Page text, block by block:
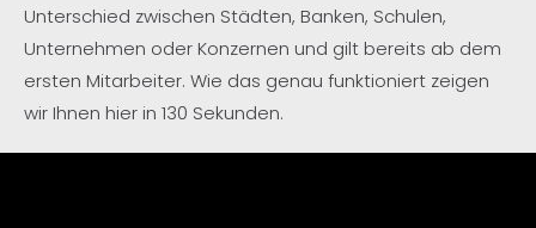
Unterschied zwischen Städten, Banken, Schulen,
Unternehmen oder Konzernen und gilt bereits ab dem
ersten Mitarbeiter. Wie das genau funktioniert zeigen
wir Ihnen hier in 130 Sekunden.